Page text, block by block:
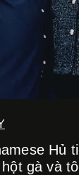
Hủ
gà và